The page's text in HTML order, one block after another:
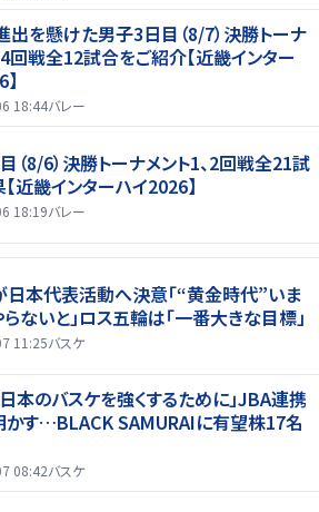
出を懸けた男子3日目（8/7）決勝トーナ
4回戦全12試合をご紹介【近畿インター
18:44バレー
（8/6）決勝トーナメント1、2回戦全21試
近畿インターハイ2026】
18:19バレー
日本代表活動へ決意「“黄金時代”いま
ないと」ロス五輪は「一番大きな目標」
11:25バスケ
本のバスケを強くするために」JBA連携
かす…BLACK SAMURAIに有望株17名
08:42バスケ